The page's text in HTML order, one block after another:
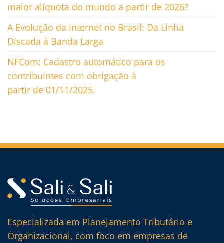
maior alíquota do mundo a partir de 2026?
A Evolução da Internet no Brasil: Da Linha
Discada à Banda Larga
NFCom: Cadastro automático para os
contribuintes com obrigação à
partir de 01/11/2025.
Especializada em Planejamento Tributário e
Organizacional, com foco em empresas de